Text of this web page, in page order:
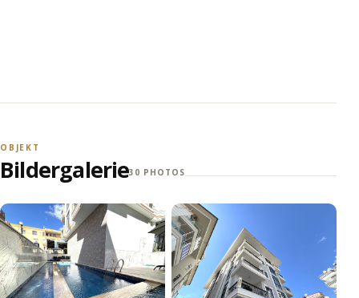
OBJEKT
Bildergalerie30 PHOTOS